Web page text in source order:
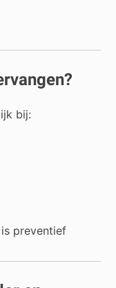
bij:
preventief